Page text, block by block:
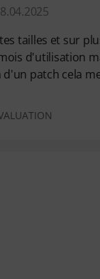
tailles et sur
d'utilisation
patch cela